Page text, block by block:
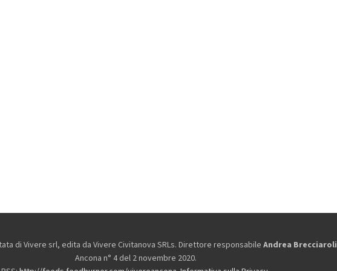
di Vivere srl, edita da Vivere Civitanova SRLs. Direttore responsabile Andrea Brecciaroli
Ancona n° 4 del 2 novembre 2020.